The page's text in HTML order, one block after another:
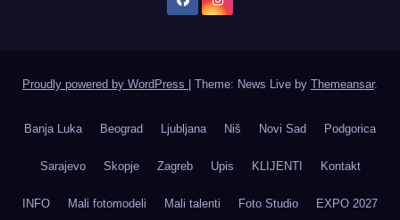
Proudly powered by WordPress Theme: News Live by Themeansar.
Banja Luka Beograd Ljubljana Niš Novi Sad Podgorica
Sarajevo Skopje Zagreb Upis KLIJENTI Kontakt
INFO Mali fotomodeli Mali talenti Foto Studio EXPO 2027